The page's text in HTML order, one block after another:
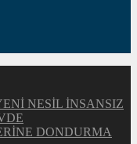
NESİL İNSANSIZ
DONDURMA